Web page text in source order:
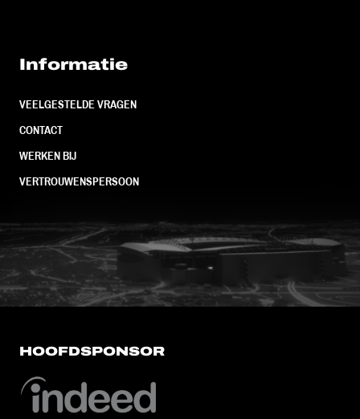
Informatie
VEELGESTELDE VRAGEN
CONTACT
WERKEN BIJ
VERTROUWENSPERSOON
FC Utrecht<br>vanuit<br>het
HOOFDSPONSOR